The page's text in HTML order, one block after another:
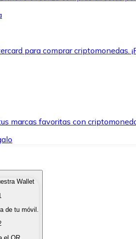
para comprar criptomonedas.
marcas favoritas con
diferentes métodos de pago.
forma rápida y segura.
Wallet
de tu móvil.